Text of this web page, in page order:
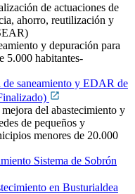
de actuaciones de
ahorro, reutilización y
y depuración para
5.000 habitantes-
de saneamiento y EDAR de
del abastecimiento y
de pequeños y
menores de 20.000
Sistema de Sobrón
en Busturialdea